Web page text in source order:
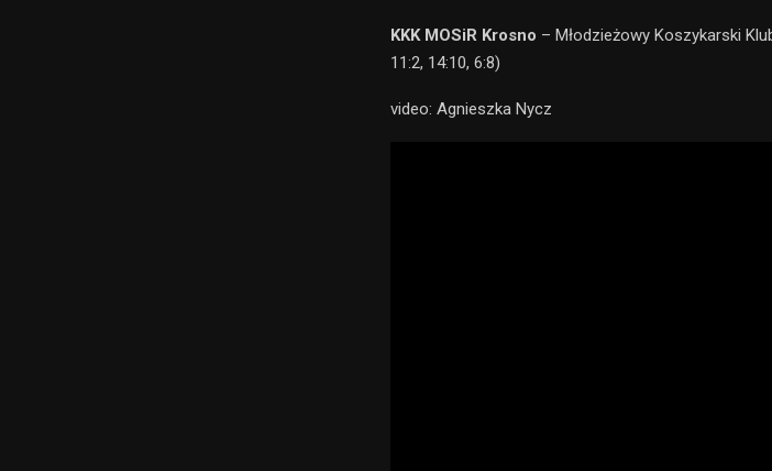
KKK MOSiR Krosno – Młodzieżowy Koszykarski
11:2, 14:10, 6:8)
video: Agnieszka Nycz